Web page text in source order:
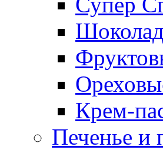
Крем-
Печенье и